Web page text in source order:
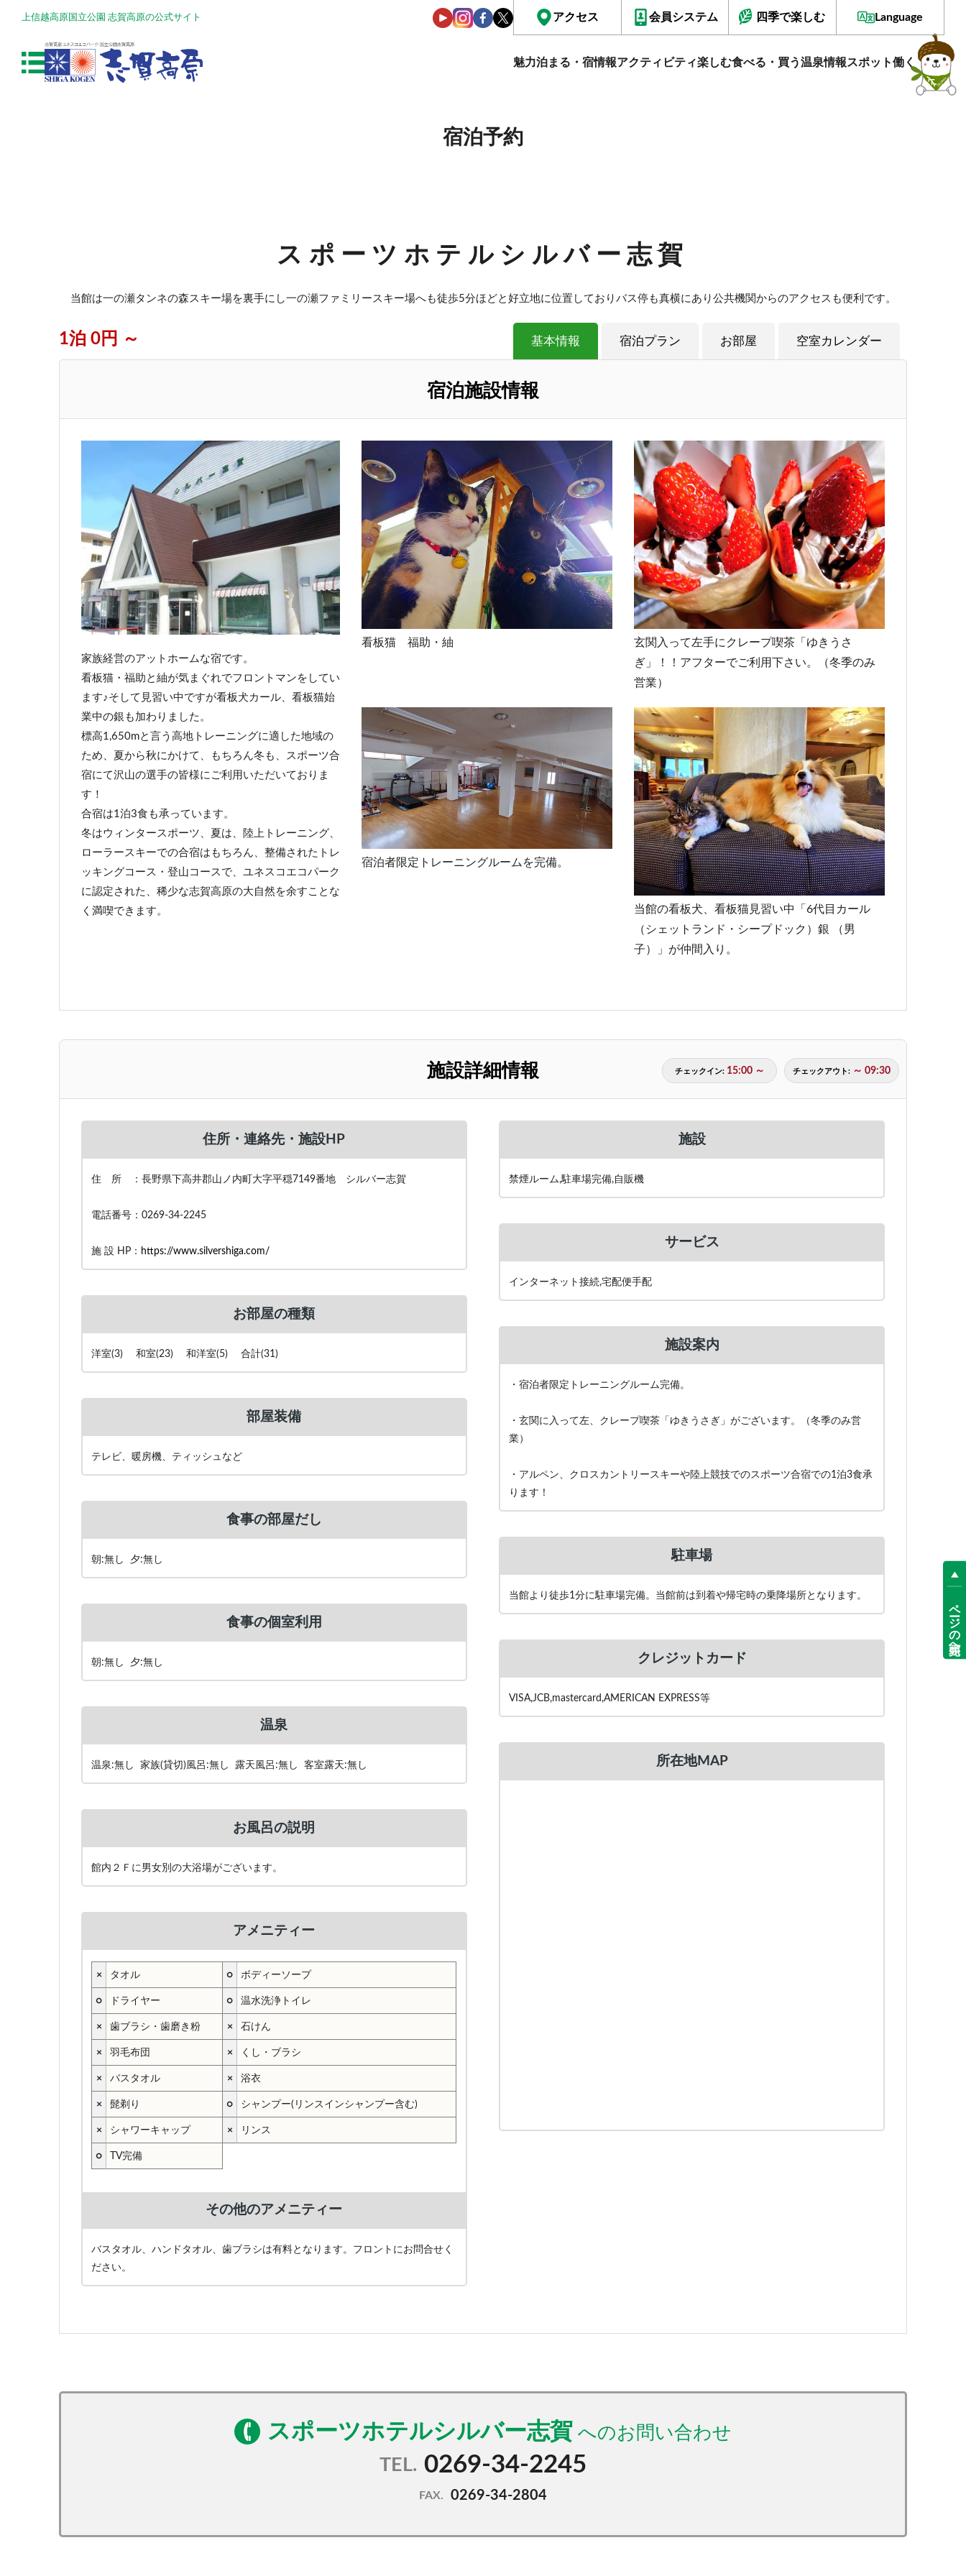
上信越高原国立公園 志賀高原の公式サイト アクセス 会員システム 四季で楽しむ Language
魅力泊まる・宿情報アクティビティ楽しむ食べる・買う温泉情報スポット働く
宿泊予約
スポーツホテルシルバー志賀
当館は一の瀬タンネの森スキー場を裏手にし一の瀬ファミリースキー場へも徒歩5分ほどと好立地に位置しておりバス停も真横にあり公共機関からのアクセスも便利です。
1泊 0円 ～ 基本情報 宿泊プラン お部屋 空室カレンダー
宿泊施設情報
家族経営のアットホームな宿です。
看板猫・福助と紬が気まぐれでフロントマンをしてい
ます♪そして見習い中ですが看板犬カール、看板猫始
業中の銀も加わりました。
標高1,650mと言う高地トレーニングに適した地域の
ため、夏から秋にかけて、もちろん冬も、スポーツ合
宿にて沢山の選手の皆様にご利用いただいておりま
す！
合宿は1泊3食も承っています。
冬はウィンタースポーツ、夏は、陸上トレーニング、
ローラースキーでの合宿はもちろん、整備されたトレ
ッキングコース・登山コースで、ユネスコエコパーク
に認定された、稀少な志賀高原の大自然を余すことな
く満喫できます。
看板猫 福助・紬
玄関入って左手にクレープ喫茶「ゆきうさ
ぎ」！！アフターでご利用下さい。（冬季のみ
営業）
宿泊者限定トレーニングルームを完備。
当館の看板犬、看板猫見習い中「6代目カール
（シェットランド・シープドック）銀 （男
子）」が仲間入り。
施設詳細情報 チェックイン: 15:00 ～ チェックアウト: ～ 09:30
住所・連絡先・施設HP
住 所 ：長野県下高井郡山ノ内町大字平穏7149番地 シルバー志賀
電話番号：0269-34-2245
施 設 HP： https://www.silvershiga.com/
お部屋の種類
洋室(3) 和室(23) 和洋室(5) 合計(31)
部屋装備
テレビ、暖房機、ティッシュなど
食事の部屋だし
朝:無し 夕:無し
食事の個室利用
朝:無し 夕:無し
温泉
温泉:無し 家族(貸切)風呂:無し 露天風呂:無し 客室露天:無し
お風呂の説明
館内２Ｆに男女別の大浴場がございます。
アメニティー
× タオル ○ ボディーソープ
○ ドライヤー ○ 温水洗浄トイレ
× 歯ブラシ・歯磨き粉 × 石けん
× 羽毛布団 × くし・ブラシ
× バスタオル × 浴衣
× 髭剃り ○ シャンプー(リンスインシャンプー含む)
× シャワーキャップ × リンス
○ TV完備
その他のアメニティー
バスタオル、ハンドタオル、歯ブラシは有料となります。フロントにお問合せく
ださい。
施設
禁煙ルーム,駐車場完備,自販機
サービス
インターネット接続,宅配便手配
施設案内
・宿泊者限定トレーニングルーム完備。
・玄関に入って左、クレープ喫茶「ゆきうさぎ」がございます。（冬季のみ営
業）
・アルペン、クロスカントリースキーや陸上競技でのスポーツ合宿での1泊3食承
ります！
駐車場
当館より徒歩1分に駐車場完備。当館前は到着や帰宅時の乗降場所となります。
クレジットカード
VISA,JCB,mastercard,AMERICAN EXPRESS等
所在地MAP
スポーツホテルシルバー志賀
TEL. 0269-34-2245
FAX. 0269-34-2804
ページの先頭へ